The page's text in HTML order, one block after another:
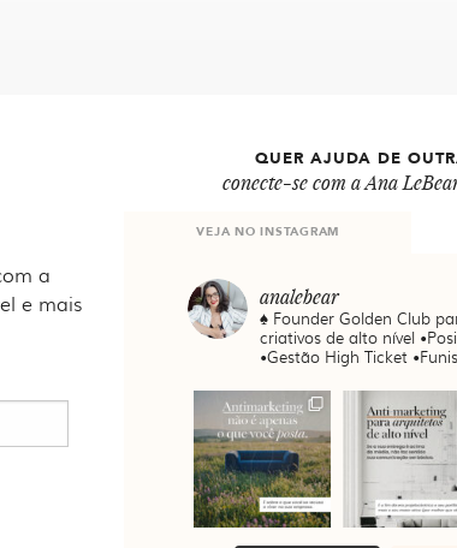
a
e mais
QUER AJUDA DE
conecte-se com a Ana
VEJA NO INSTAGRAM
analebear
♠️ Founder Golden Club
criativos de alto nível
•Gestão High Ticket